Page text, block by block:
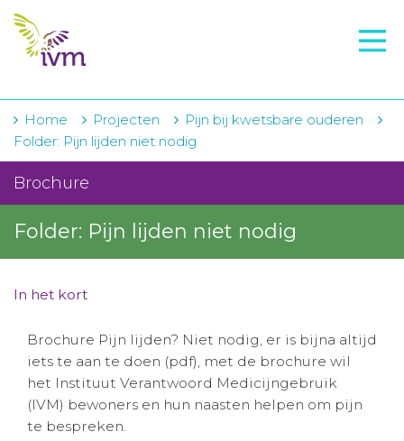
VMI
IVM-academie
Zorginstellingen
Voorschrijfgedrag
Projecten
Contact
Winkelwagentje
Aanmelden nieuwsbrief
Home Projecten
Pijn bij kwetsbare ouderen
Folder: Pijn lijden niet nodig
Brochure
Folder: Pijn lijden niet nodig
In het kort
Brochure Pijn lijden? Niet nodig, er is bijna altijd
iets te aan te doen (pdf), met de brochure wil
het Instituut Verantwoord Medicijngebruik
(IVM) bewoners en hun naasten helpen om pijn
te bespreken.